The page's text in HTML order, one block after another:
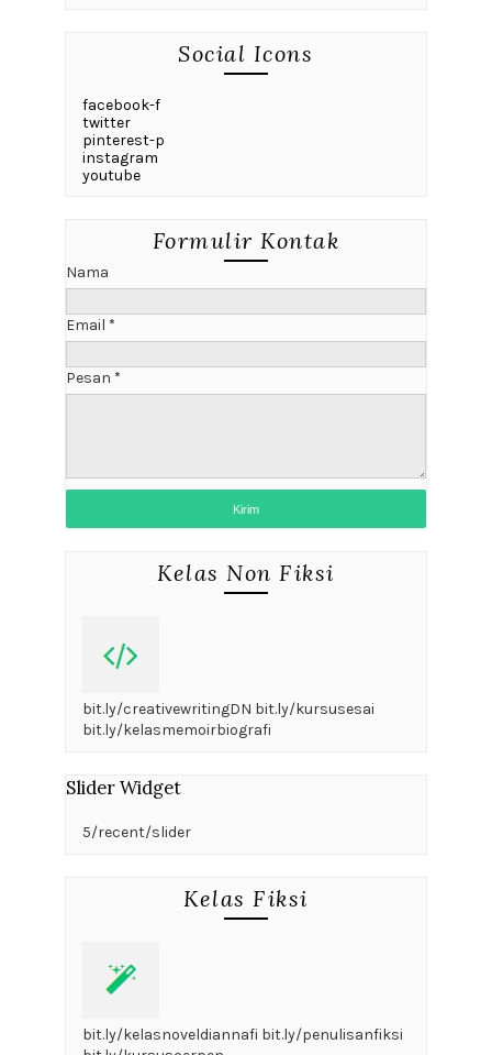
Social Icons
facebook-f
twitter
pinterest-p
instagram
youtube
Formulir Kontak
Nama
Email *
Pesan *
Kelas Non Fiksi
bit.ly/creativewritingDN bit.ly/kursusesai
bit.ly/kelasmemoirbiografi
Slider Widget
5/recent/slider
Kelas Fiksi
bit.ly/kelasnoveldiannafi bit.ly/penulisanfiksi